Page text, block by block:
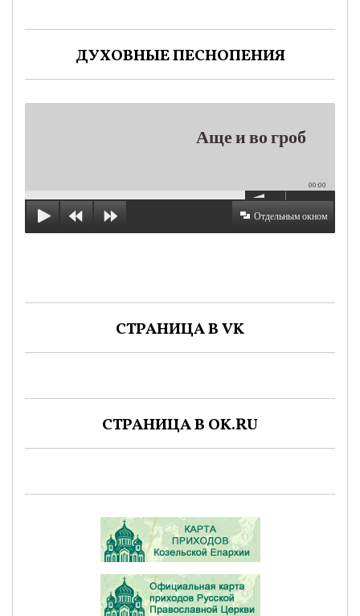
ДУХОВНЫЕ ПЕСНОПЕНИЯ
Аще и во гроб
00:00
Отдельным окном
СТРАНИЦА В VK
СТРАНИЦА В OK.RU